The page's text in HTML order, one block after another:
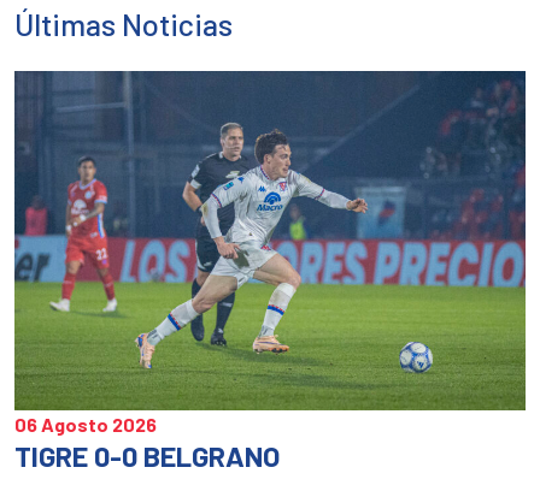
abre
en
ventana
nueva)
abre
en
una
nueva)
en
Últimas Noticias
06 Agosto 2026
TIGRE 0-0 BELGRANO